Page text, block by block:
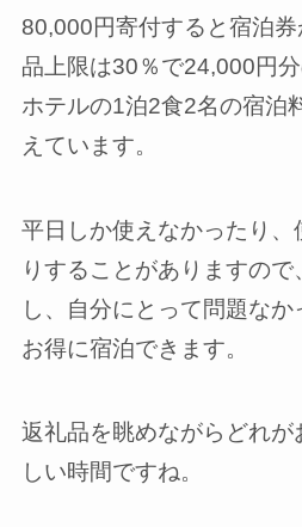
80,000円寄付すると宿泊
品上限は30％で24,000円
ホテルの1泊2食2名の宿泊
えています。
平日しか使えなかったり、
りすることがありますの
し、自分にとって問題な
お得に宿泊できます。
返礼品を眺めながらどれが
しい時間ですね。